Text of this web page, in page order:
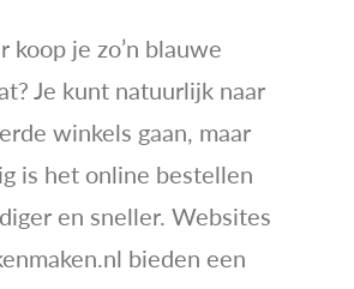
koop je zo’n blauwe
Je kunt natuurlijk naar
winkels gaan, maar
is het online bestellen
en sneller. Websites
bieden een